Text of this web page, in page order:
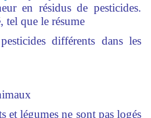
en résidus de pesticides.
tel que le résume
différents dans les
et légumes ne sont pas logés